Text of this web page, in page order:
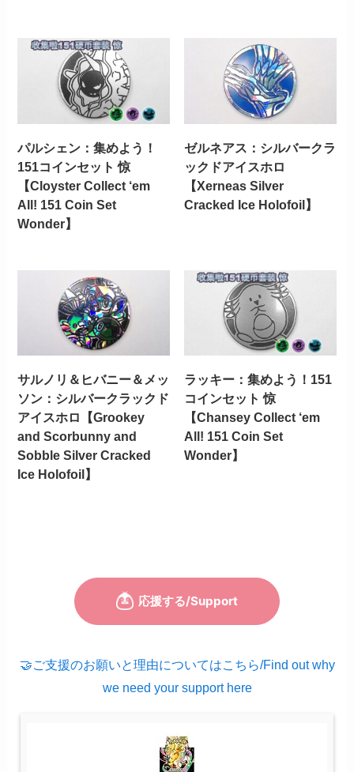
パルシェン：集めよう！
151コインセット 惊
【Cloyster Collect ‘em
All! 151 Coin Set
Wonder】
ゼルネアス：シルバークラ
ックドアイスホロ
【Xerneas Silver
Cracked Ice Holofoil】
サルノリ＆ヒバニー＆メッ
ソン：シルバークラックド
アイスホロ【Grookey
and Scorbunny and
Sobble Silver Cracked
Ice Holofoil】
ラッキー：集めよう！151
コインセット 惊
【Chansey Collect ‘em
All! 151 Coin Set
Wonder】
🤝ご支援のお願いと理由についてはこちら/Find out why
we need your support here